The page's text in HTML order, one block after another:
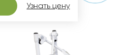
Узнать цену